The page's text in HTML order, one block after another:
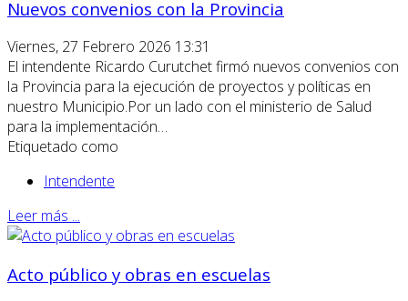
Nuevos convenios con la Provincia
Viernes, 27 Febrero 2026 13:31
El intendente Ricardo Curutchet firmó nuevos convenios con
la Provincia para la ejecución de proyectos y políticas en
nuestro Municipio.Por un lado con el ministerio de Salud
para la implementación…
Etiquetado como
Intendente
Leer más ...
Acto público y obras en escuelas